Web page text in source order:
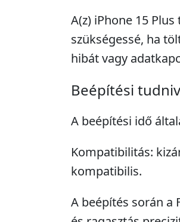
A(z) iPhone 15
szükségessé, ha
hibát vagy
Beépítési
A beépítési idő
Kompatibilitás:
kompatibilis.
A beépítés során a